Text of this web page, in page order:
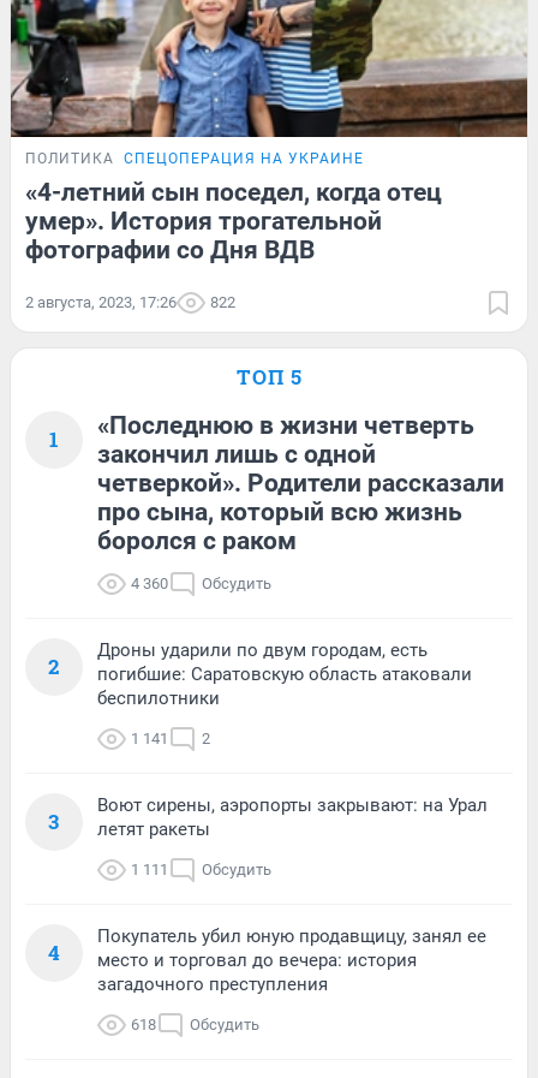
ПОЛИТИКА СПЕЦОПЕРАЦИЯ НА УКРАИНЕ
«4-летний сын поседел, когда отец
умер». История трогательной
фотографии со Дня ВДВ
2 августа, 2023, 17:26 822
ТОП 5
1
«Последнюю в жизни четверть
закончил лишь с одной
четверкой». Родители рассказали
про сына, который всю жизнь
боролся с раком
4 360 Обсудить
2
Дроны ударили по двум городам, есть
погибшие: Саратовскую область атаковали
беспилотники
1 141 2
3
Воют сирены, аэропорты закрывают: на Урал
летят ракеты
1 111 Обсудить
4
Покупатель убил юную продавщицу, занял ее
место и торговал до вечера: история
загадочного преступления
618 Обсудить